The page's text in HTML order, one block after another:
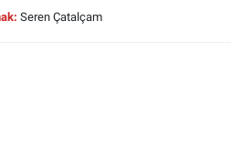
Seren Çatalçam